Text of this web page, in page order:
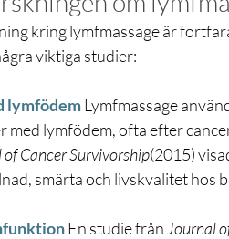
kring lymfmassage är
viktiga studier:
lymfödemLymfmassage
lymfödem, ofta efter
Cancer Survivorship(2015)
smärta och livskvalitet hos
En studie från Journal